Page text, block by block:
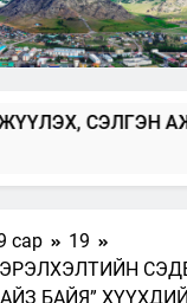
СЭЛГЭН
сар
19
БАЙЯ”